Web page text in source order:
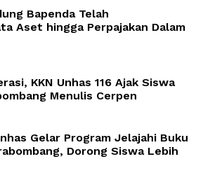
Bapenda Telah
Aset hingga Perpajakan Dalam
KKN Unhas 116 Ajak Siswa
Menulis Cerpen
Gelar Program Jelajahi Buku
Dorong Siswa Lebih